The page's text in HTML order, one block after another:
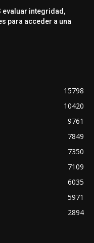
evaluar integridad,
para acceder a una
15798
10420
9761
7849
7350
7109
6035
5971
2894